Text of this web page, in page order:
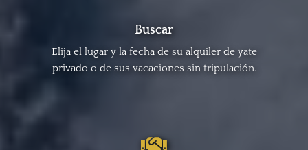
Buscar
Elija el lugar y la fecha de su alquiler de yate
privado o de sus vacaciones sin tripulación.